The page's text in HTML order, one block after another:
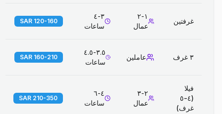
غرفتين
١-٢
عمال
٣-٤
ساعات
120-160 SAR
٣ غرف عاملين
٣.٥-٤.٥
ساعات
160-210 SAR
فيلا
(٤-٥
غرف)
٢-٣
عمال
٤-٦
ساعات
210-350 SAR